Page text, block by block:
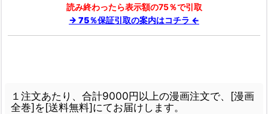
読み終わったら表示額の75％で引取
→ 75％保証引取の案内はコチラ ←
１注文あたり、合計9000円以上の漫画注文で、[漫画
全巻]を[送料無料]にてお届けします。